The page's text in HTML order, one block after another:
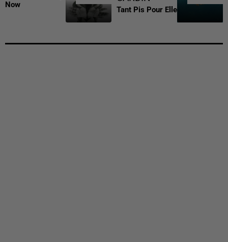
Now
Tant Pis Pour Elle